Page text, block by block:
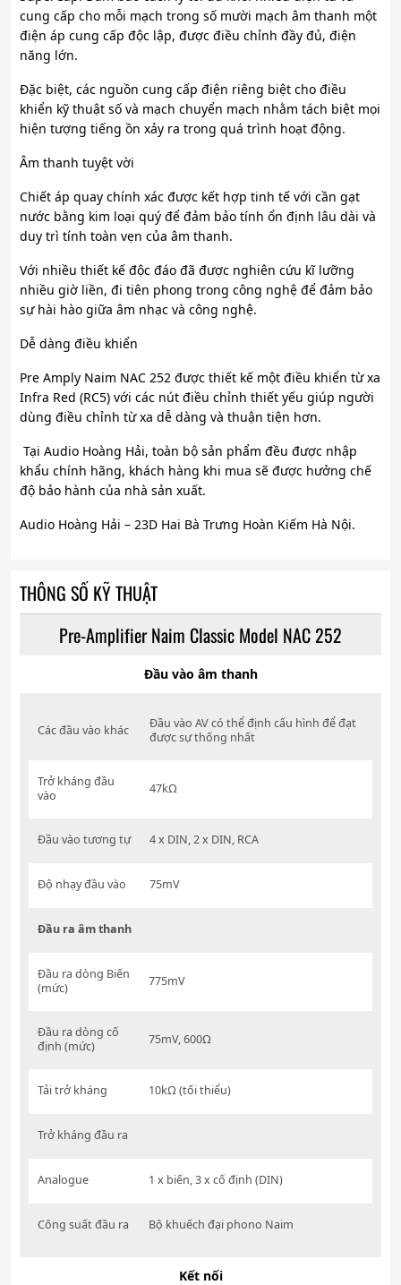
cung cấp cho mỗi mạch trong số mười mạch âm thanh một
điện áp cung cấp độc lập, được điều chỉnh đầy đủ, điện
năng lớn.
Đặc biệt, các nguồn cung cấp điện riêng biệt cho điều
khiển kỹ thuật số và mạch chuyển mạch nhằm tách biệt mọi
hiện tượng tiếng ồn xảy ra trong quá trình hoạt động.
Âm thanh tuyệt vời
Chiết áp quay chính xác được kết hợp tinh tế với cần gạt
nước bằng kim loại quý để đảm bảo tính ổn định lâu dài và
duy trì tính toàn vẹn của âm thanh.
Với nhiều thiết kế độc đáo đã được nghiên cứu kĩ lưỡng
nhiều giờ liền, đi tiên phong trong công nghệ để đảm bảo
sự hài hào giữa âm nhạc và công nghệ.
Dễ dàng điều khiển
Pre Amply Naim NAC 252 được thiết kế một điều khiển từ xa
Infra Red (RC5) với các nút điều chỉnh thiết yếu giúp người
dùng điều chỉnh từ xa dễ dàng và thuận tiện hơn.
Tại Audio Hoàng Hải, toàn bộ sản phẩm đều được nhập
khẩu chính hãng, khách hàng khi mua sẽ được hưởng chế
độ bảo hành của nhà sản xuất.
Audio Hoàng Hải – 23D Hai Bà Trưng Hoàn Kiếm Hà Nội.
THÔNG SỐ KỸ THUẬT
Pre-Amplifier Naim Classic Model NAC 252
Đầu vào âm thanh
Các đầu vào khác
Đầu vào AV có thể định cấu hình để đạt
được sự thống nhất
Trở kháng đầu
vào
47kΩ
Đầu vào tương tự 4 x DIN, 2 x DIN, RCA
Độ nhạy đầu vào 75mV
Đầu ra âm thanh
Đầu ra dòng Biến
(mức)
775mV
Đầu ra dòng cố
định (mức)
75mV, 600Ω
Tải trở kháng 10kΩ (tối thiểu)
Trở kháng đầu ra
Analogue 1 x biến, 3 x cố định (DIN)
Công suất đầu ra Bộ khuếch đại phono Naim
Kết nối